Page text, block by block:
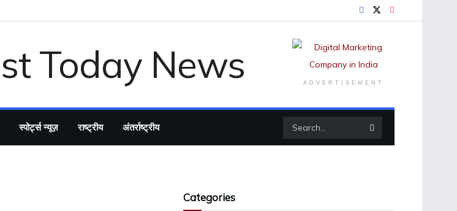
ADVERTISEMENT
स्पोर्ट्स न्यूज़ राष्ट्रीय अंतर्राष्ट्रीय
Categories